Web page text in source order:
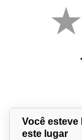
Você
este lugar